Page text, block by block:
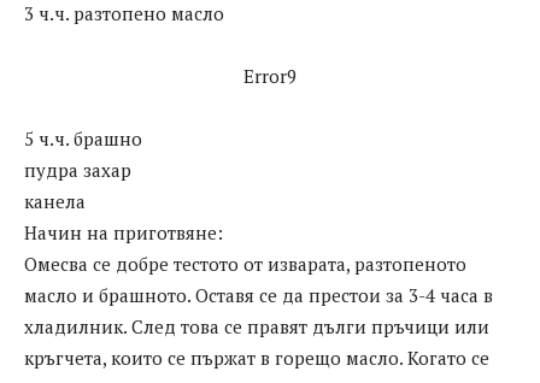
3 ч.ч. разтопено масло
Error9
5 ч.ч. брашно
пудра захар
канела
Начин на приготвянe:
Омесва се добре тестото от изварата, разтопеното
масло и брашното. Оставя се да престои за 3-4 часа в
хладилник. След това се правят дълги пръчици или
кръгчета, които се пържат в горещо масло. Когато се